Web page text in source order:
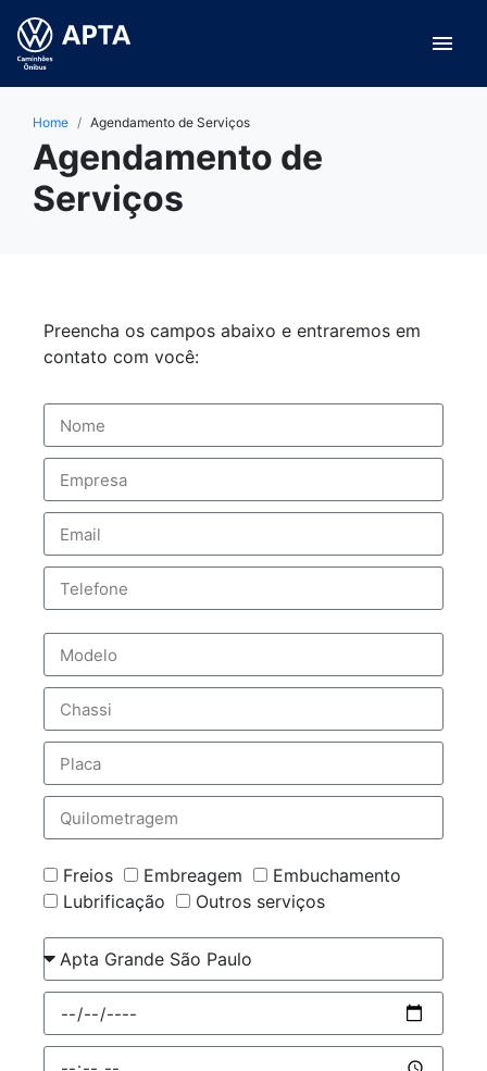
menu
Home Agendamento de Serviços
Agendamento de
Serviços
Preencha os campos abaixo e entraremos em
contato com você:
Freios Embreagem
Embuchamento
Lubrificação
Outros serviços